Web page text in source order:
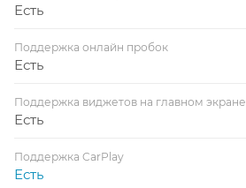
Есть
Поддержка онлайн пробок
Есть
Поддержка виджетов на главном экране
Есть
Поддержка CarPlay
Есть